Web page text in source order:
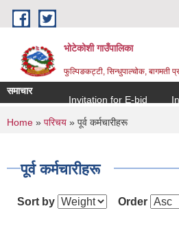
Skip to main content
भोटेकोशी गाउँपालिका
फुल्पिङकट्टी, सिन्धुपाल्चोक, बागमती
समाचार
Invitation for E-bid
You are here
Home » परिचय » पूर्व कर्मचारीहरू
पूर्व कर्मचारीहरू
Sort by Order